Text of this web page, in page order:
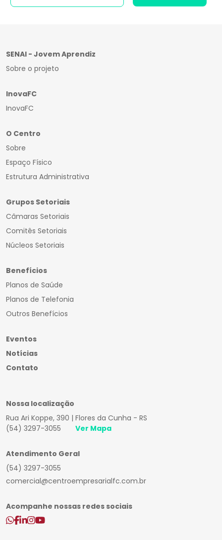
SENAI - Jovem Aprendiz
Sobre o projeto
InovaFC
InovaFC
O Centro
Sobre
Espaço Físico
Estrutura Administrativa
Grupos Setoriais
Câmaras Setoriais
Comitês Setoriais
Núcleos Setoriais
Benefícios
Planos de Saúde
Planos de Telefonia
Outros Benefícios
Eventos
Notícias
Contato
Nossa localização
Rua Ari Koppe, 390 | Flores da Cunha - RS
(54) 3297-3055
Ver Mapa
Atendimento Geral
(54) 3297-3055
comercial@centroempresarialfc.com.br
Acompanhe nossas redes sociais